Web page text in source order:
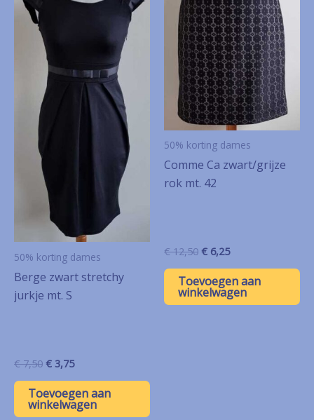
50% korting dames
Berge zwart stretchy
jurkje mt. S
€7,50 Oorspronkelijke
was:
€ 7,50.
€ 3,75Huidige
is:
€ 3,75.
Toevoegen aan
winkelwagen
50% korting dames
Comme Ca zwart/grijze
rok mt. 42
€12,50 Oorspronkelijke
was:
€ 12,50.
€ 6,25Huidige
is:
€ 6,25.
Toevoegen aan
winkelwagen